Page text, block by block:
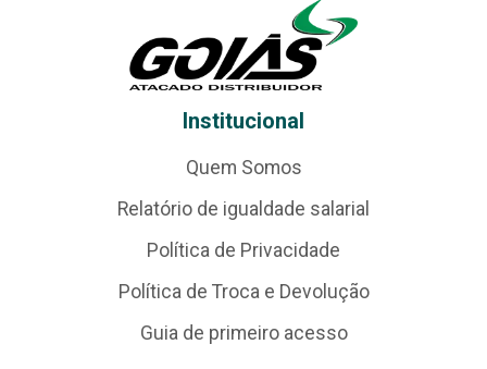
Institucional
Quem Somos
Relatório de igualdade salarial
Política de Privacidade
Política de Troca e Devolução
Guia de primeiro acesso